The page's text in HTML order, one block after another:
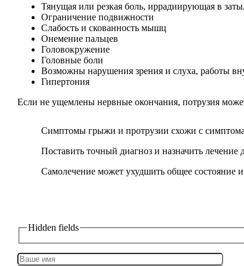
Тянущая или резкая боль, иррадиирующая в
Ограничение подвижности
Слабость и скованность мышц
Онемение пальцев
Головокружение
Головные боли
Возможны нарушения зрения и слуха, работы
Гипертония
Если не ущемлены нервные окончания, потрузия
Симптомы грыжи и протрузии схожи с
Поставить точный диагноз и назначить лечение
Самолечение может ухудшить общее состояние
Hidden fields